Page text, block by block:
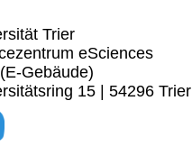
Trier
eSci­ences
(E‑Gebäude)
15 | 54296 Trier